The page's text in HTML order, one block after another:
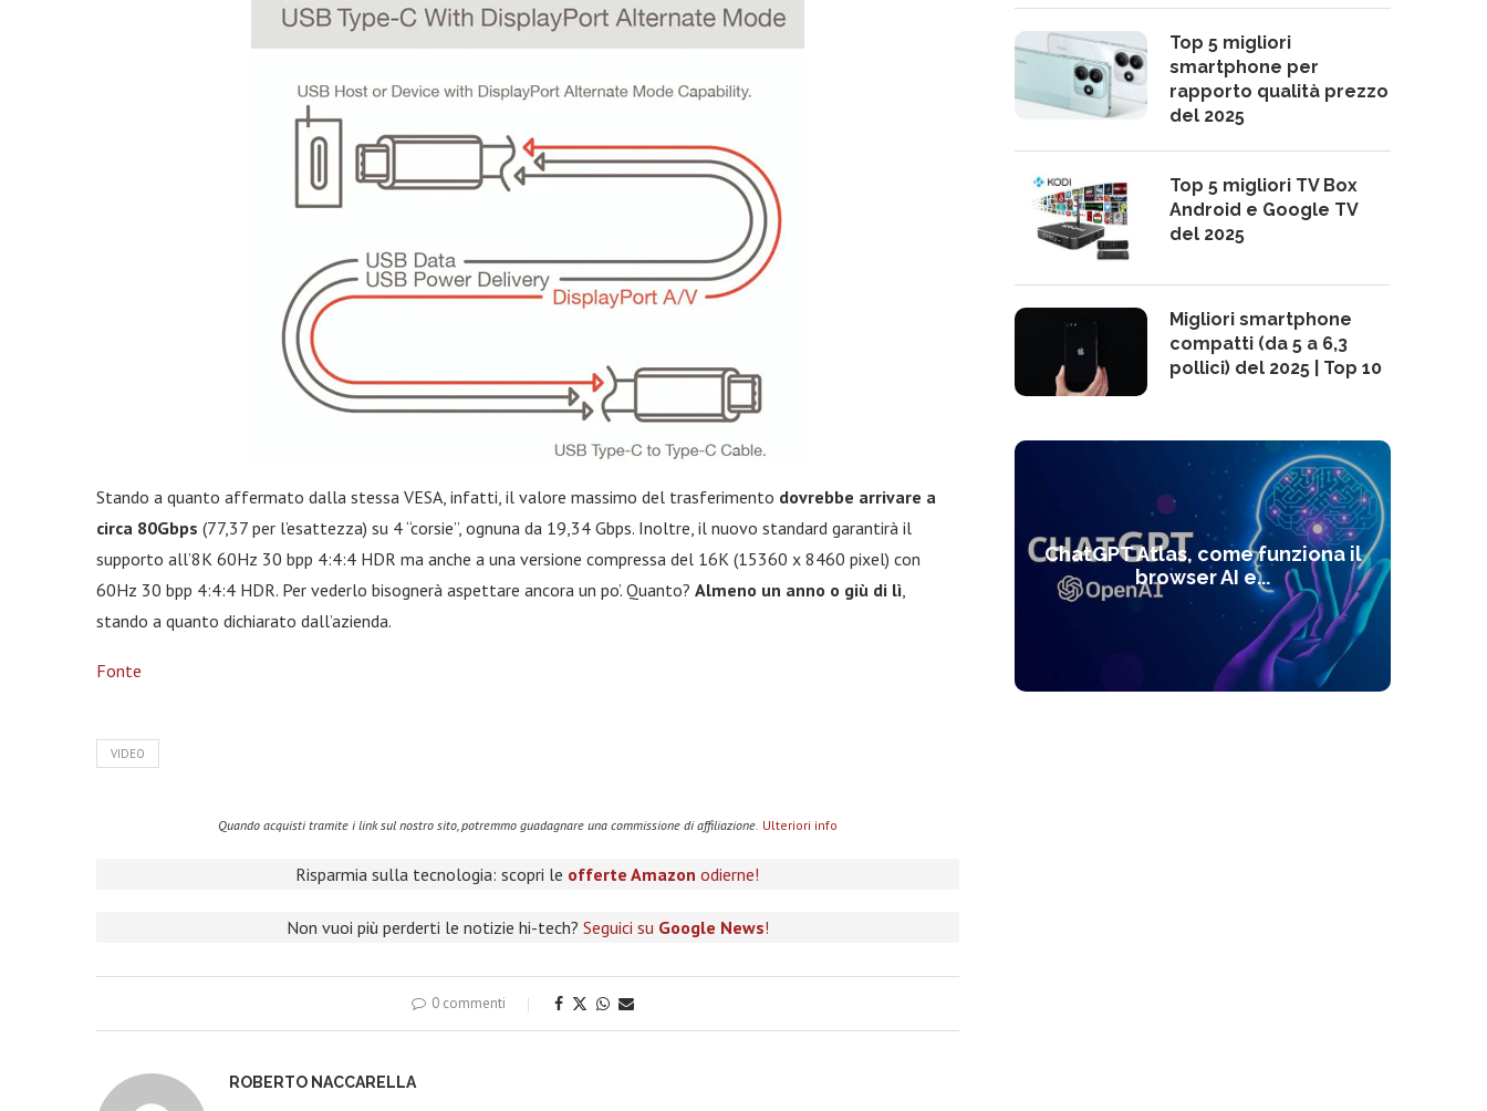
Stando a quanto affermato dalla stessa VESA, infatti, il valore massimo del trasferimento dovrebbe arrivare a
circa 80Gbps (77,37 per l’esattezza) su 4 “corsie”, ognuna da 19,34 Gbps. Inoltre, il nuovo standard garantirà il
supporto all’8K 60Hz 30 bpp 4:4:4 HDR ma anche a una versione compressa del 16K (15360 x 8460 pixel) con
60Hz 30 bpp 4:4:4 HDR. Per vederlo bisognerà aspettare ancora un po’. Quanto? Almeno un anno o giù di lì,
stando a quanto dichiarato dall’azienda.
Fonte
VIDEO
Quando acquisti tramite i link sul nostro sito, potremmo guadagnare una commissione di affiliazione. Ulteriori info
Risparmia sulla tecnologia: scopri le offerte Amazon odierne!
Non vuoi più perderti le notizie hi-tech? Seguici su Google News!
0 commenti
ROBERTO NACCARELLA
Top 5 migliori
smartphone per
rapporto qualità prezzo
del 2025
Top 5 migliori TV Box
Android e Google TV
del 2025
Migliori smartphone
compatti (da 5 a 6,3
pollici) del 2025 | Top 10
ChatGPT Atlas, come funziona il
browser AI e...